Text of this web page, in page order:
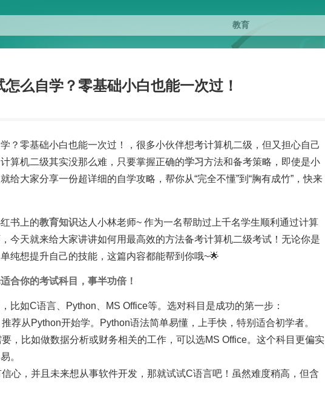
么自学？零基础小白也能一次过！
？零基础小白也能一次过！，很多小伙伴想考计算机二级，但又担心自己
算机二级其实没那么难，只要掌握正确的学习方法和备考策略，即使是小
给大家分享一份超详细的自学攻略，帮你从“完全不懂”到“胸有成竹”，快来
书上的教育知识达人小林老师~ 作为一名帮助过上千名学生顺利通过计算
今天就来给大家讲讲如何用最高效的方法备考计算机二级考试！无论你是
纯想提升自己的技能，这篇内容都能帮到你哦~🌟
合你的考试科目，事半功倍！
比如C语言、Python、MS Office等。选对科目是成功的第一步：
荐从Python开始学。Python语法简单易懂，上手快，特别适合初学者。
，比如做数据分析或财务相关的工作，可以选MS Office。这个科目更偏实
。
心，并且未来想从事软件开发，那就试试C语言吧！虽然难度稍高，但含